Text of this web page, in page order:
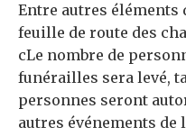
Entre autres éléments
feuille de route des
cLe nombre de
funérailles sera levé,
personnes seront
autres événements de